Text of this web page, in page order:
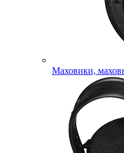
Маховики,